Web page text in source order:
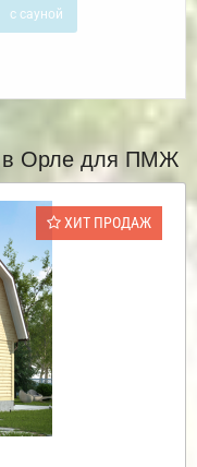
с сауной
в Орле для ПМЖ
ХИТ ПРОДАЖ